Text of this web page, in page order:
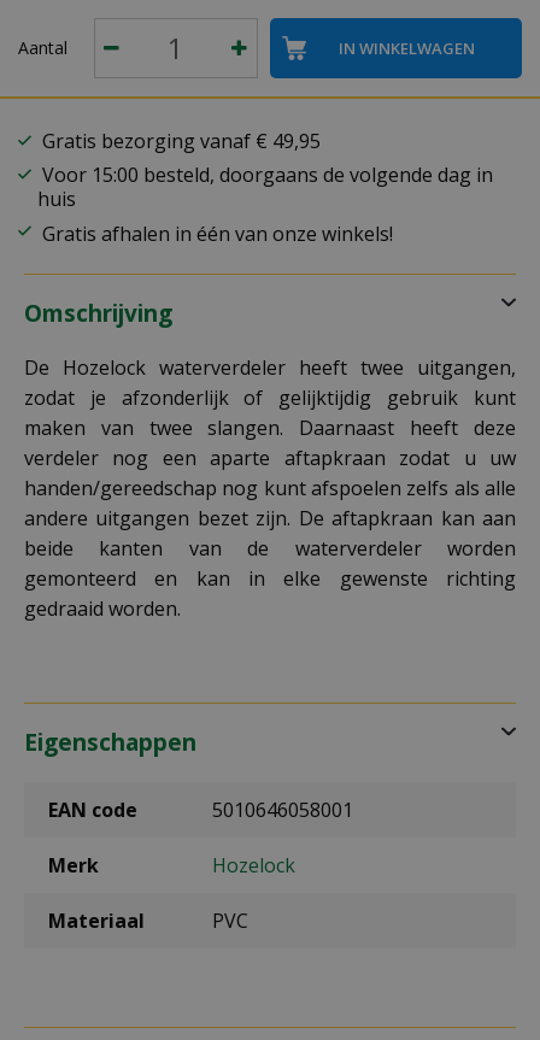
Aantal
Gratis bezorging vanaf € 49,95
Voor 15:00 besteld, doorgaans de volgende dag in
huis
Gratis afhalen in één van onze winkels!
Omschrijving
De Hozelock waterverdeler heeft twee uitgangen,
zodat je afzonderlijk of gelijktijdig gebruik kunt
maken van twee slangen. Daarnaast heeft deze
verdeler nog een aparte aftapkraan zodat u uw
handen/gereedschap nog kunt afspoelen zelfs als alle
andere uitgangen bezet zijn. De aftapkraan kan aan
beide kanten van de waterverdeler worden
gemonteerd en kan in elke gewenste richting
gedraaid worden.
Eigenschappen
EAN code 5010646058001
Merk Hozelock
Materiaal PVC